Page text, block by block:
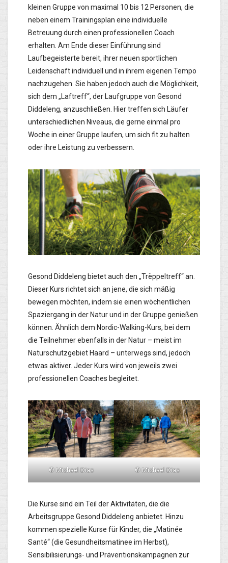
kleinen Gruppe von maximal 10 bis 12 Personen, die
neben einem Trainingsplan eine individuelle
Betreuung durch einen professionellen Coach
erhalten. Am Ende dieser Einführung sind
Laufbegeisterte bereit, ihrer neuen sportlichen
Leidenschaft individuell und in ihrem eigenen Tempo
nachzugehen. Sie haben jedoch auch die Möglichkeit,
sich dem „Laftreff“, der Laufgruppe von Gesond
Diddeleng, anzuschließen. Hier treffen sich Läufer
unterschiedlichen Niveaus, die gerne einmal pro
Woche in einer Gruppe laufen, um sich fit zu halten
oder ihre Leistung zu verbessern.
Gesond Diddeleng bietet auch den „Trëppeltreff“ an.
Dieser Kurs richtet sich an jene, die sich mäßig
bewegen möchten, indem sie einen wöchentlichen
Spaziergang in der Natur und in der Gruppe genießen
können. Ähnlich dem Nordic-Walking-Kurs, bei dem
die Teilnehmer ebenfalls in der Natur – meist im
Naturschutzgebiet Haard – unterwegs sind, jedoch
etwas aktiver. Jeder Kurs wird von jeweils zwei
professionellen Coaches begleitet.
© Michael Dias © Michael Dias
Die Kurse sind ein Teil der Aktivitäten, die die
Arbeitsgruppe Gesond Diddeleng anbietet. Hinzu
kommen spezielle Kurse für Kinder, die „Matinée
Santé“ (die Gesundheitsmatinee im Herbst),
Sensibilisierungs- und Präventionskampagnen zur